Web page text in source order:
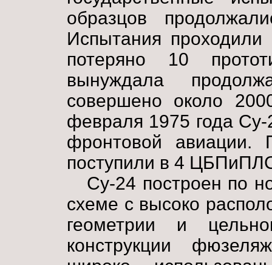
образцов
Испытания
потеряно 10
вынуждала
совершено около
февраля 1975 года
фронтовой авиации.
поступили в 4
Су-24 построен по
схеме с высоко
геометрии и
конструкции